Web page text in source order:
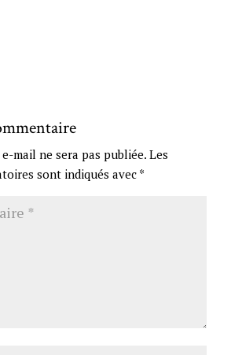
mail ne sera pas publiée. Les
sont indiqués avec *